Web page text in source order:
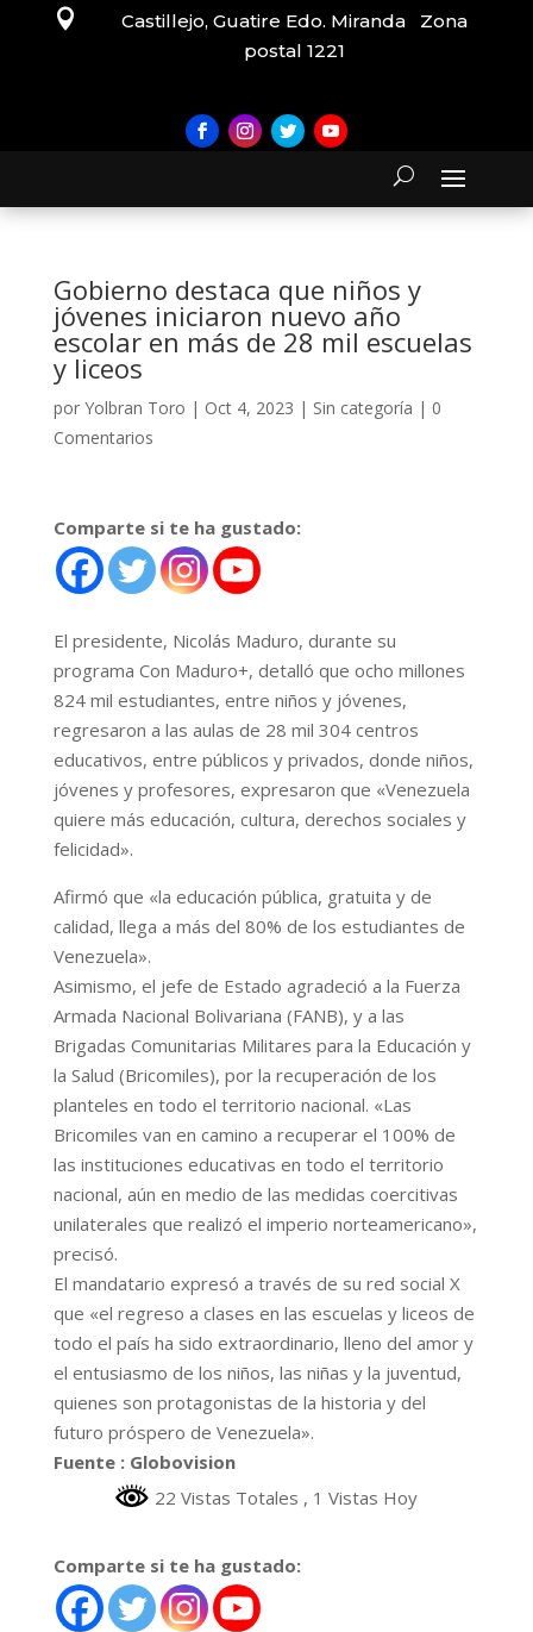

Castillejo, Guatire Edo. Miranda Zona
postal 1221
Gobierno destaca que niños y
jóvenes iniciaron nuevo año
escolar en más de 28 mil escuelas
y liceos
por Yolbran Toro | Oct 4, 2023 | Sin categoría | 0
Comentarios
Comparte si te ha gustado:
El presidente, Nicolás Maduro, durante su
programa Con Maduro+, detalló que ocho millones
824 mil estudiantes, entre niños y jóvenes,
regresaron a las aulas de 28 mil 304 centros
educativos, entre públicos y privados, donde niños,
jóvenes y profesores, expresaron que «Venezuela
quiere más educación, cultura, derechos sociales y
felicidad».
Afirmó que «la educación pública, gratuita y de
calidad, llega a más del 80% de los estudiantes de
Venezuela».
Asimismo, el jefe de Estado agradeció a la Fuerza
Armada Nacional Bolivariana (FANB), y a las
Brigadas Comunitarias Militares para la Educación y
la Salud (Bricomiles), por la recuperación de los
planteles en todo el territorio nacional. «Las
Bricomiles van en camino a recuperar el 100% de
las instituciones educativas en todo el territorio
nacional, aún en medio de las medidas coercitivas
unilaterales que realizó el imperio norteamericano»,
precisó.
El mandatario expresó a través de su red social X
que «el regreso a clases en las escuelas y liceos de
todo el país ha sido extraordinario, lleno del amor y
el entusiasmo de los niños, las niñas y la juventud,
quienes son protagonistas de la historia y del
futuro próspero de Venezuela».
Fuente : Globovision
22 Vistas Totales , 1 Vistas Hoy
Comparte si te ha gustado: